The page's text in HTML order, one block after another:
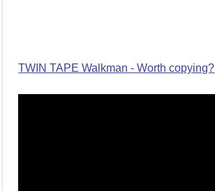
TWIN TAPE Walkman - Worth copying?